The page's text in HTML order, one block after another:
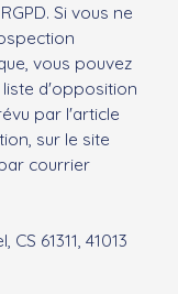
Si vous ne
vous pouvez
d'opposition
par l'article
sur le site
courrier
61311, 41013